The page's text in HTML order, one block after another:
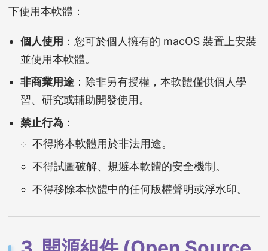
下使用本軟體：
個人使用 ：您可於個人擁有的 macOS 裝置上安裝
並使用本軟體。
非商業用途 ：除非另有授權，本軟體僅供個人學
習、研究或輔助開發使用。
禁止行為 ：
不得將本軟體用於非法用途。
不得試圖破解、規避本軟體的安全機制。
不得移除本軟體中的任何版權聲明或浮水印。